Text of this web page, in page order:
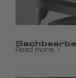
Read more